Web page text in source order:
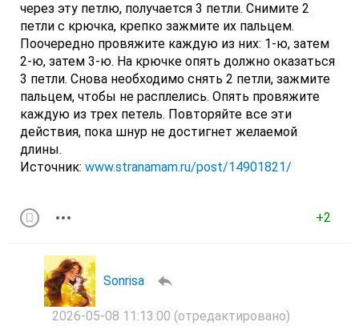
+2
через эту петлю, получается 3 петли. Снимите 2
петли с крючка, крепко зажмите их пальцем.
Поочередно провяжите каждую из них: 1-ю, затем
2-ю, затем 3-ю. На крючке опять должно оказаться
3 петли. Снова необходимо снять 2 петли, зажмите
пальцем, чтобы не расплелись. Опять провяжите
каждую из трех петель. Повторяйте все эти
действия, пока шнур не достигнет желаемой
длины.
Источник: www.stranamam.ru/post/14901821/
Sonrisa
2026-05-08 11:13:00 (отредактировано)